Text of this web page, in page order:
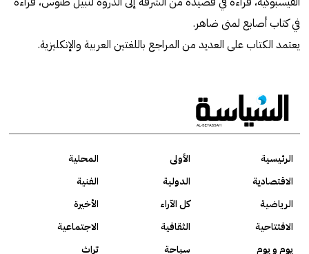
في كتاب أصابع لمنى ضاهر.
يعتمد الكتاب على العديد من المراجع باللغتين العربية والإنكليزية.
الرئيسية الأولى
المحلية
الاقتصادية
الدولية
الفنية
الرياضية
كل الآراء
الأخيرة
الافتتاحية
الثقافية
الاجتماعية
يوم و يوم
سياحة تراث